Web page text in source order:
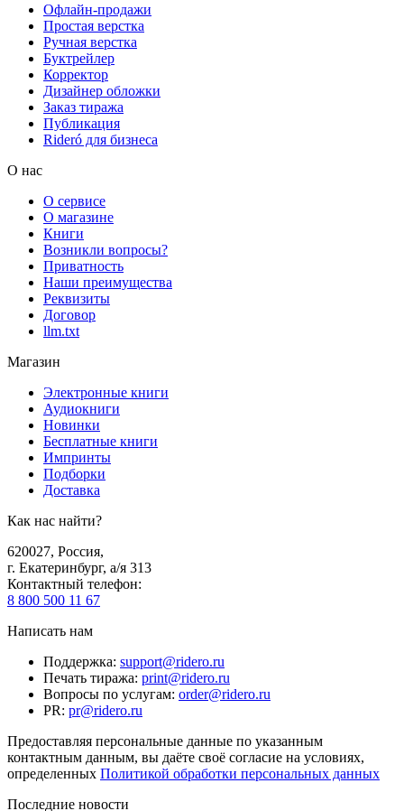
Офлайн-продажи
Простая верстка
Ручная верстка
Буктрейлер
Корректор
Дизайнер обложки
Заказ тиража
Публикация
Rideró для бизнеса
О нас
О сервисе
О магазине
Книги
Возникли вопросы?
Приватность
Наши преимущества
Реквизиты
Договор
llm.txt
Магазин
Электронные книги
Аудиокниги
Новинки
Бесплатные книги
Импринты
Подборки
Доставка
Как нас найти?
620027, Россия,
г. Екатеринбург, а/я 313
Контактный телефон:
8 800 500 11 67
Написать нам
Поддержка: support@ridero.ru
Печать тиража: print@ridero.ru
Вопросы по услугам: order@ridero.ru
PR: pr@ridero.ru
Предоставляя персональные данные по указанным
контактным данным, вы даёте своё согласие на условиях,
определенных Политикой обработки персональных данных
Последние новости